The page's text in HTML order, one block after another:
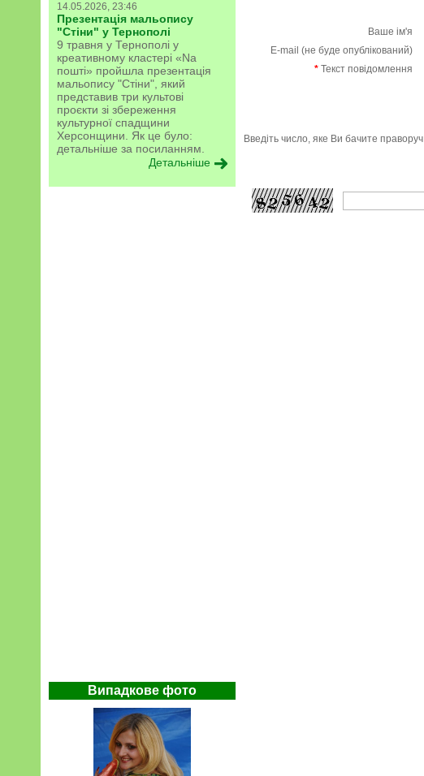
14.05.2026, 23:46
Презентація мальопису
"Стіни" у Тернополі
9 травня у Тернополі у
креативному кластері «Na
пошті» пройшла презентація
мальопису "Стіни", який
представив три культові
проєкти зі збереження
культурної спадщини
Херсонщини. Як це було:
детальніше за посиланням.
Детальніше
Випадкове фото
Ваше ім'я
E-mail (не буде опублікований)
* Текст повідомлення
Введіть число, яке Ви бачите праворуч